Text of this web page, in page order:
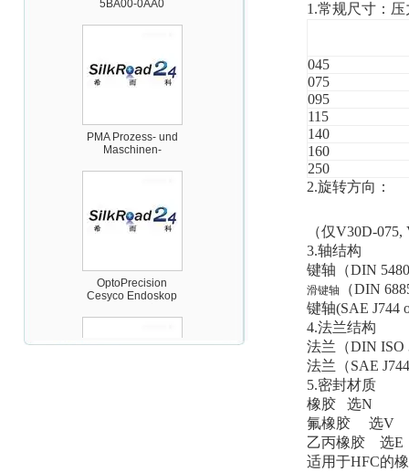
Maschinen-
Automation GmbH
Cesyco Endoskop
HTO 38 内窥镜
1.常规尺寸：
045
075
095
115
140
160
250
2.旋转方向：
（仅V30D-
3.轴结构
键轴（DIN
滑键轴
（DIN
键轴(SAE J744
4.法兰结构
法兰（DIN
法兰（SAE
5.密封材质
橡胶 选N
氟橡胶 选V
乙丙橡胶 选E
适用于HFC的